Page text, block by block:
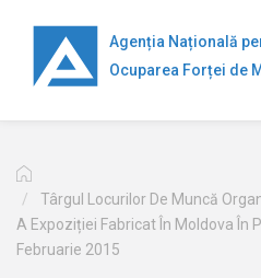
conţinutul
principal
Agenția Națională
Ocuparea Forței de
Târgul Locurilor De Muncă
A Expoziției Fabricat În Moldova În
Februarie 2015